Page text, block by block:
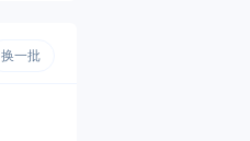
换一批